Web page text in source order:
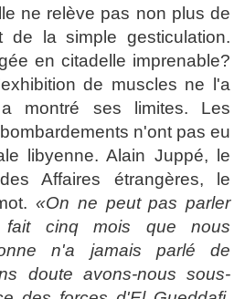
ne relève pas non plus de
de la simple gesticulation.
en citadelle imprenable?
de muscles ne l'a
montré ses limites. Les
n'ont pas eu
libyenne. Alain Juppé, le
Affaires étrangères, le
«On ne peut pas parler
fait cinq mois que nous
n'a jamais parlé de
doute avons-nous sous-